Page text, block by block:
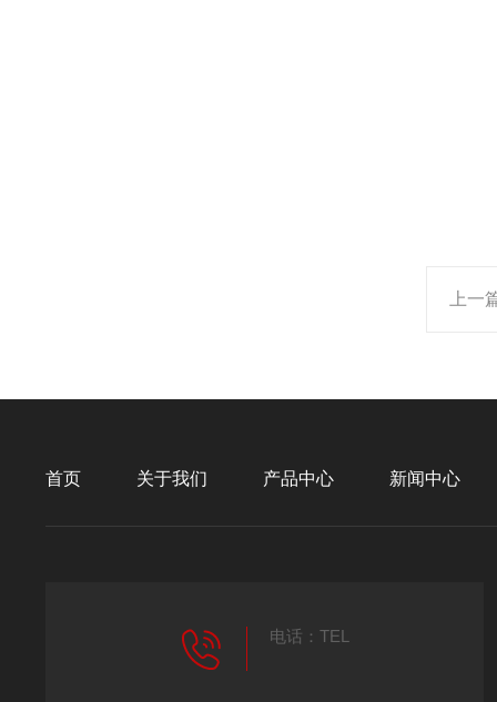
上一
首页 关于我们 产品中心 新闻中心
电话：TEL